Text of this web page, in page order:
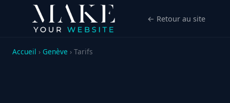
← Retour au site
Accueil › Genève › Tarifs